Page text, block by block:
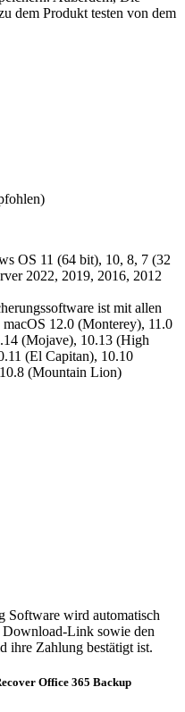
dem Produkt testen von dem
OS 11 (64 bit), 10, 8, 7 (32
2022, 2019, 2016, 2012
ist mit allen
12.0 (Monterey), 11.0
(Mojave), 10.13 (High
(El Capitan), 10.10
(Mountain Lion)
Software wird automatisch
Link sowie den
ihre Zahlung bestätigt ist.
Office 365 Backup